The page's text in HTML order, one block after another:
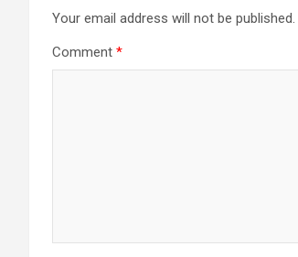
Your email address will not be published.
Comment *